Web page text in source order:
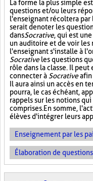
La forme la plus simple
questions et/ou leurs
l'enseignant récoltera
serait de noter les
dansSocrative, qui est
un auditoire et de voir les
l'enseignant s'installe à
Socrativeles questions
rôle dans la classe. Il
connecter à Socrativeafin
Il aura ainsi un accès en
pourra, le cas échéant,
rappels sur les notions
comprises. En somme,
élèves d'intégrer leurs
Enseignement par les
Élaboration de